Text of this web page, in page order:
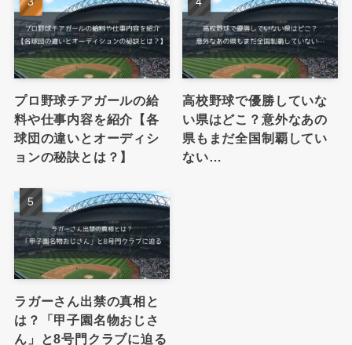
プロ野球チアガールの給
料や仕事内容を紹介【各
球団の違いとオーディシ
ョンの秘訣とは？】
高校野球で優勝していな
い県はどこ？意外なあの
県もまだ全国制覇してい
ない…
ラガーさん出禁の真相と
は？「甲子園名物おじさ
ん」と8号門クラブに迫る